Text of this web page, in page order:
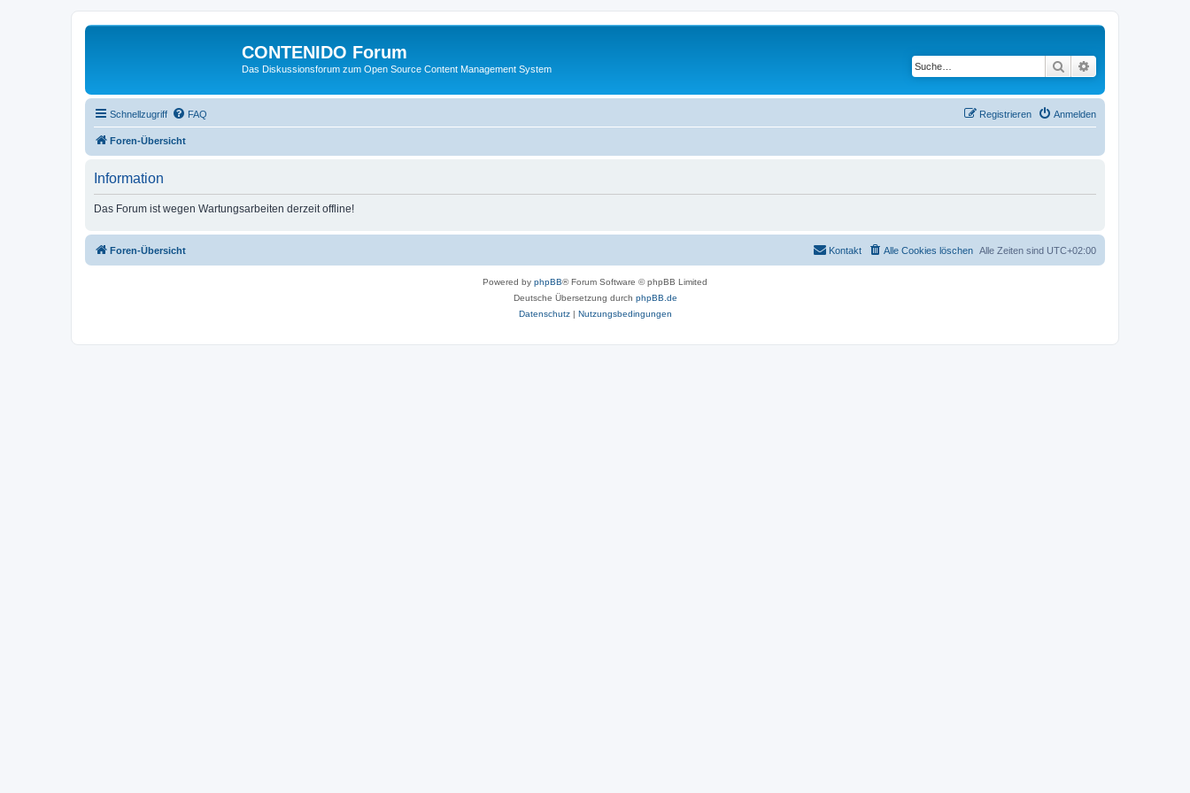
CONTENIDO Forum
Das Diskussionsforum zum Open Source Content Management System Suche
Schnellzugriff FAQ Anmelden
Registrieren
Foren-Übersicht
Information
Das Forum ist wegen Wartungsarbeiten derzeit offline!
Foren-Übersicht Alle Zeiten sind UTC+02:00
Alle Cookies löschen
Kontakt
Powered by phpBB® Forum Software © phpBB Limited
Deutsche Übersetzung durch phpBB.de
Datenschutz| Nutzungsbedingungen